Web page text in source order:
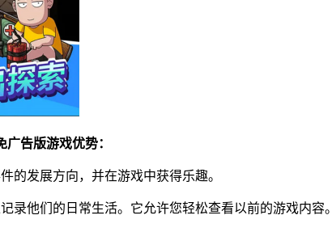
告版游戏优势：
的发展方向，并在游戏中获得乐趣。
录他们的日常生活。它允许您轻松查看以前的游戏内容。